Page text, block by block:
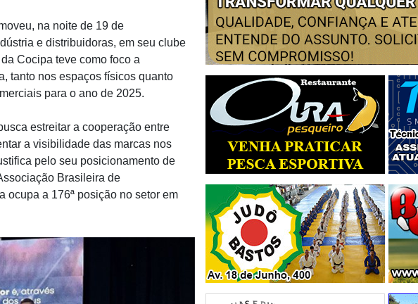
na noite de 19 de
e distribuidoras, em seu clube
Cocipa teve como foco a
tanto nos espaços físicos quanto
para o ano de 2025.
estreitar a cooperação entre
a visibilidade das marcas nos
pelo seu posicionamento de
Brasileira de
ocupa a 176ª posição no setor em